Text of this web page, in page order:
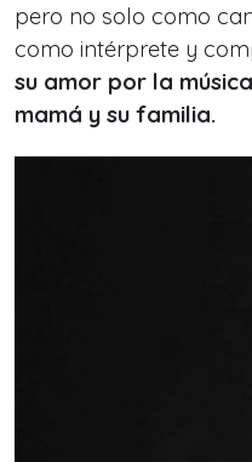
pero no solo como
como intérprete y
su amor por la
mamá y su familia.